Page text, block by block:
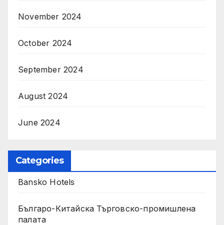
November 2024
October 2024
September 2024
August 2024
June 2024
Categories
Bansko Hotels
Българо-Китайска Търговско-промишлена
палaта